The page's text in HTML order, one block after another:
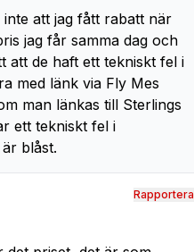
att jag fått rabatt när
jag får samma dag och
att de haft ett tekniskt fel i
med länk via Fly Mes
man länkas till Sterlings
ett tekniskt fel i
blåst.
Rapportera